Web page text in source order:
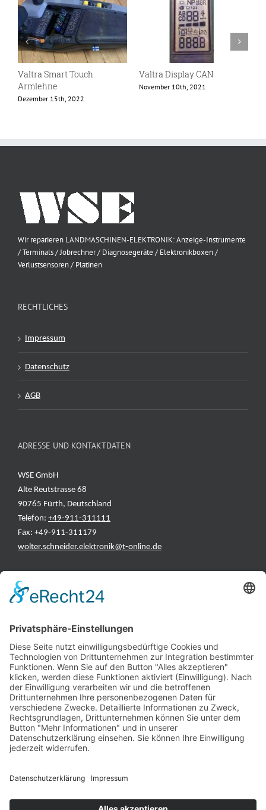
Valtra Smart Touch
Armlehne
Dezember 15th, 2022
Valtra Display CAN
November 10th, 2021
Wir reparieren LANDMASCHINEN-ELEKTRONIK: Anzeige-Instrumente
/ Terminals / Jobrechner / Diagnosegeräte / Elektronikboxen /
Verlustsensoren / Platinen
RECHTLICHES
Impressum
Datenschutz
AGB
ADRESSE UND KONTAKTDATEN
WSE GmbH
Alte Reutstrasse 68
90765 Fürth, Deutschland
Telefon: +49-911-311111
Fax: +49-911-311179
wolter.schneider.elektronik@t-online.de
INFORMATIONEN
Hersteller
Fehlerliste
Impressum
Datenschutzerklärung